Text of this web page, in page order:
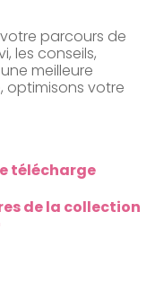
parcours de
les conseils,
meilleure
optimisons votre
télécharge
de la collection